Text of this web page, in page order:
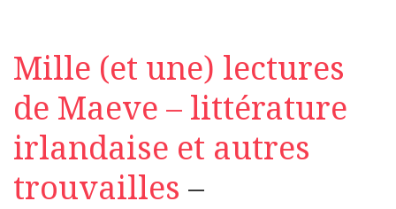
Mille (et une) lectures
de Maeve – littérature
irlandaise et autres
trouvailles –